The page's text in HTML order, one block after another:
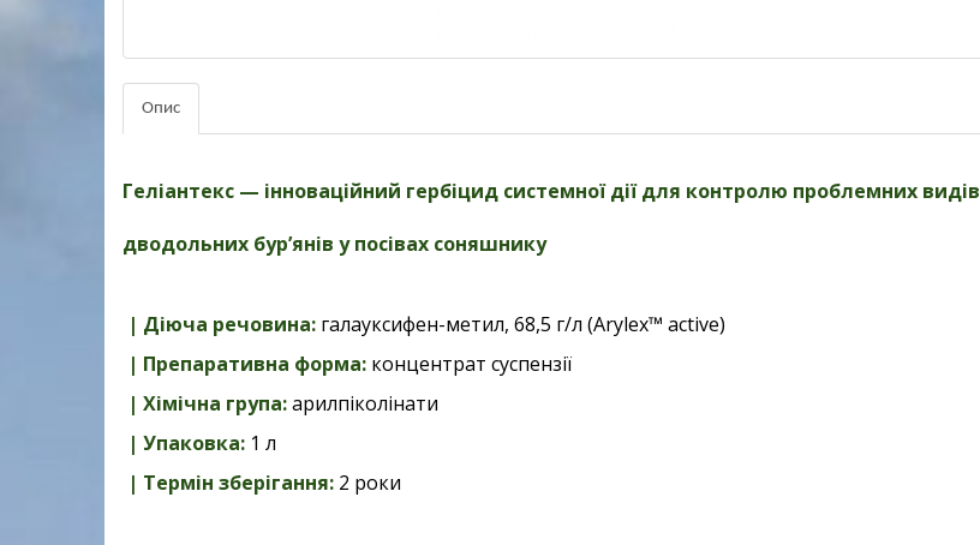
Опис
Геліантекс — інноваційний гербіцид системної дії для контролю проблемних видів
дводольних бур’янів у посівах соняшнику
| Діюча речовина: галауксифен-метил, 68,5 г/л (Arylex™ active)
| Препаративна форма: концентрат суспензії
| Хімічна група:арилпіколінати
| Упаковка: 1 л
| Термін зберігання: 2 роки